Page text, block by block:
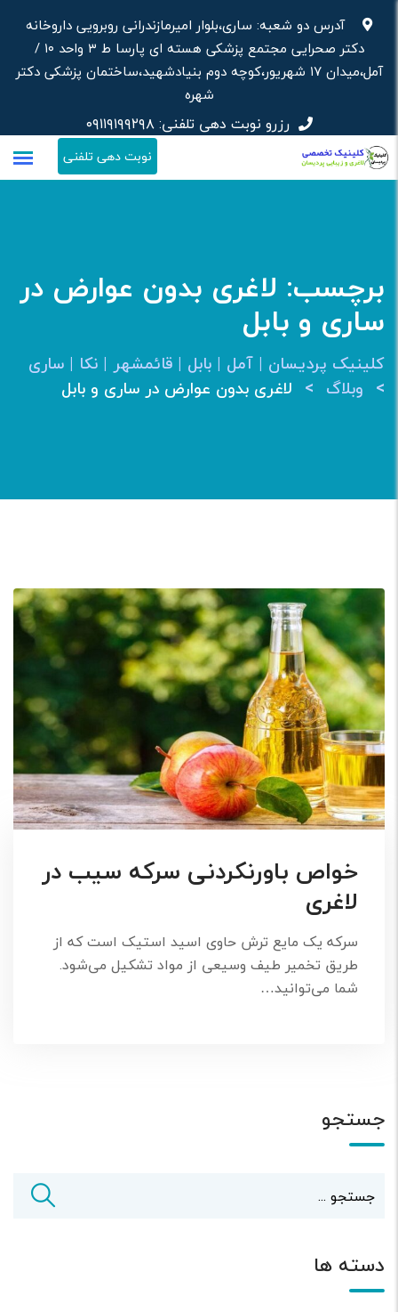
محتوا
آدرس دو شعبه: ساری،بلوار امیرمازندرانی روبرویی داروخانه‌
دکتر صحرایی مجتمع پزشکی هسته ای پارسا ط ۳ واحد ۱۰ /
آمل،میدان ۱۷ شهریور،کوچه دوم بنیادشهید،ساختمان پزشکی دکتر
شهره
رزرو نوبت دهی تلفنی:۰۹۱۱۹۱۹۹۲۹۸
نوبت دهی تلفنی
برچسب: لاغری بدون عوارض در
ساری و بابل
کلینیک پردیسان | آمل | بابل | قائمشهر | نکا | ساری
> وبلاگ > لاغری بدون عوارض در ساری و بابل
خواص باورنکردنی سرکه سیب در
لاغری
سرکه یک مایع ترش حاوی اسید استیک است که از
طریق تخمیر طیف وسیعی از مواد تشکیل می‌شود.
شما می‌توانید…
جستجو
دسته ها